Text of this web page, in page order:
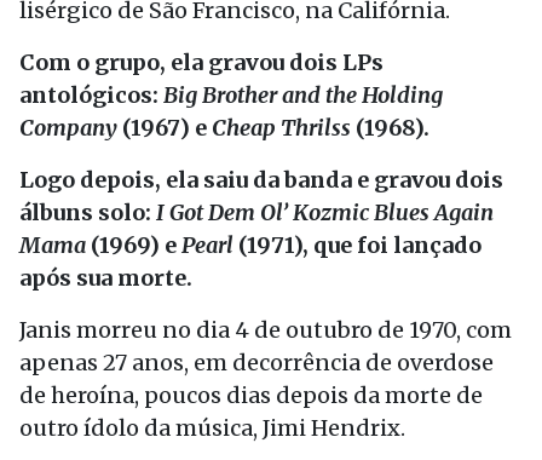
lisérgico de São Francisco, na Califórnia.
Com o grupo, ela gravou dois LPs
antológicos: Big Brother and the Holding
Company (1967) e Cheap Thrilss (1968).
Logo depois, ela saiu da banda e gravou dois
álbuns solo: I Got Dem Ol’ Kozmic Blues Again
Mama (1969) ePearl (1971), que foi lançado
após sua morte.
Janis morreu no dia 4 de outubro de 1970, com
apenas 27 anos, em decorrência de overdose
de heroína, poucos dias depois da morte de
outro ídolo da música, Jimi Hendrix.